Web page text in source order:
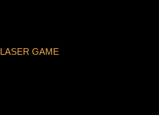
LASER GAME